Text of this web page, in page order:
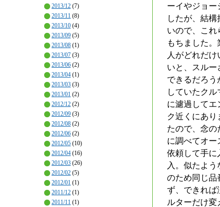
2013/12 (7)
2013/11 (8)
2013/10 (4)
2013/09 (5)
2013/08 (1)
2013/07 (3)
2013/06 (2)
2013/04 (1)
2013/03 (3)
2013/01 (2)
2012/12 (2)
2012/09 (3)
2012/08 (2)
2012/06 (2)
2012/05 (10)
2012/04 (16)
2012/03 (26)
2012/02 (5)
2012/01 (1)
2011/12 (1)
2011/11 (1)
ーイやジョー
したが、結
いので、こ
もちました
人がどれだ
いと、スル
できるだろ
していたク
に濾過して
ク近くにあ
たので、念
に調べてオ
依頼して手に
入。似たよ
のため同じ品
ず、できれば
ルターだけ